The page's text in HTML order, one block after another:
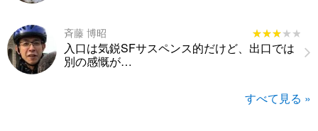
斉藤 博昭 ★★★★★
★★★★★
入口は気鋭SFサスペンス的だけど、出口では
別の感慨が…
すべて見る »